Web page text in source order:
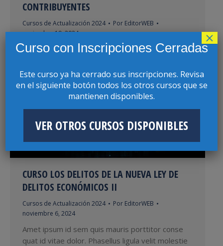
CONTRIBUYENTES
Cursos de Actualización 2024 Por EditorWEB
noviembre 19, 2024
Amet ipsum id sem quis mauris porttitor conse
rhoncus ullamcorper mauris ultricies mi at
pharetra lorem.
CURSO LOS DELITOS DE LA NUEVA LEY DE
DELITOS ECONÓMICOS II
Cursos de Actualización 2024 Por EditorWEB
noviembre 6, 2024
Amet ipsum id sem quis mauris porttitor conse
quat id vitae dolor. Phasellus ligula velit molestie
Curso con Inscripciones Cerradas
Este curso ya ha cerrado sus inscripciones. Revisa
en el siguiente botón todos los otros cursos que se
mantienen disponibles.
VER OTROS CURSOS DISPONIBLES
×